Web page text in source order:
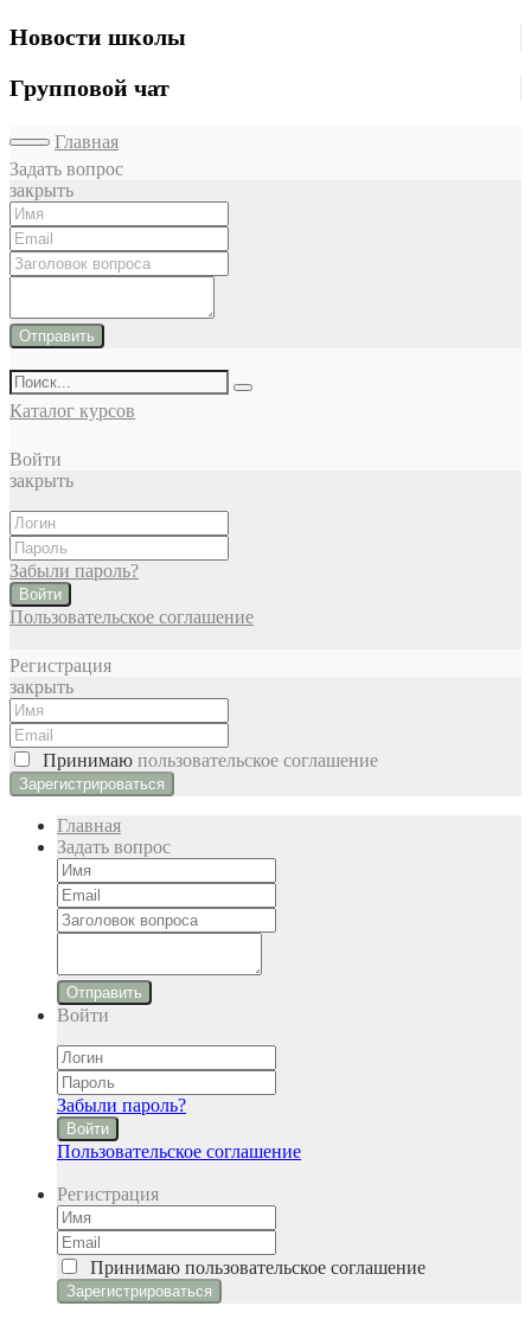
Новости школы
Групповой чат
Главная
Задать вопрос
закрыть
Отправить
Каталог курсов
Войти
закрыть
Забыли пароль?
Войти
Пользовательское соглашение
Регистрация
закрыть
Принимаю пользовательское соглашение
Главная
Задать вопрос
Отправить
Войти
Забыли пароль?
Войти
Пользовательское соглашение
Регистрация
Принимаю пользовательское соглашение